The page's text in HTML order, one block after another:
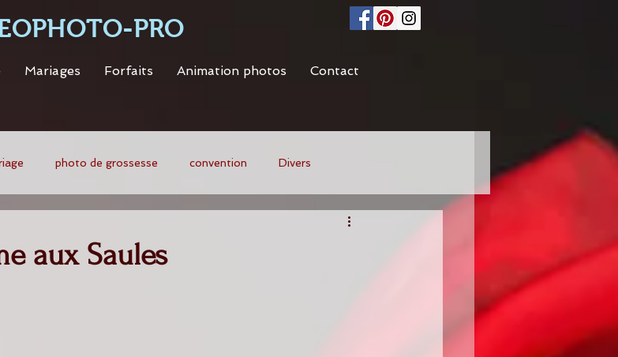
PRO
Mariages Forfaits Animation photos Contact
photo de grossesse convention Divers
aux Saules